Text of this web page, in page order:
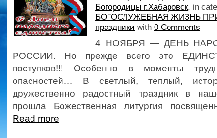
Богородицы г.Хабаровск, in
БОГОСЛУЖЕБНАЯ ЖИЗНЬ
праздники with 0 Comments
4 НОЯБРЯ — ДЕНЬ
РОССИИ. Но прежде всего это
поступков!!! Особенно в моменты
опасностей… В светлый, теплый,
дружественно радостный праздник в
прошла Божественная литургия
Read more